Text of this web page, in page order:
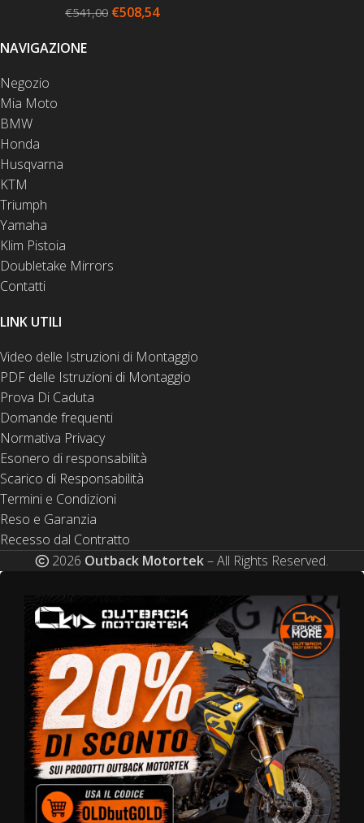
€541,00 €508,54
NAVIGAZIONE
Negozio
Mia Moto
BMW
Honda
Husqvarna
KTM
Triumph
Yamaha
Klim Pistoia
Doubletake Mirrors
Contatti
LINK UTILI
Video delle Istruzioni di Montaggio
PDF delle Istruzioni di Montaggio
Prova Di Caduta
Domande frequenti
Normativa Privacy
Esonero di responsabilità
Scarico di Responsabilità
Termini e Condizioni
Reso e Garanzia
Recesso dal Contratto
2026 Outback Motortek– All Rights Reserved.